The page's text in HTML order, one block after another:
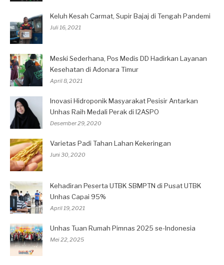
Keluh Kesah Carmat, Supir Bajaj di Tengah Pandemi
Juli 16, 2021
Meski Sederhana, Pos Medis DD Hadirkan Layanan
Kesehatan di Adonara Timur
April 8, 2021
Inovasi Hidroponik Masyarakat Pesisir Antarkan
Unhas Raih Medali Perak di I2ASPO
Desember 29, 2020
Varietas Padi Tahan Lahan Kekeringan
Juni 30, 2020
Kehadiran Peserta UTBK SBMPTN di Pusat UTBK
Unhas Capai 95%
April 19, 2021
Unhas Tuan Rumah Pimnas 2025 se-Indonesia
Mei 22, 2025